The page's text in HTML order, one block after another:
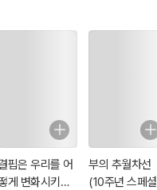
핍은 우리를 어
게 변화시키는
부의 추월차선
(10주년 스페셜